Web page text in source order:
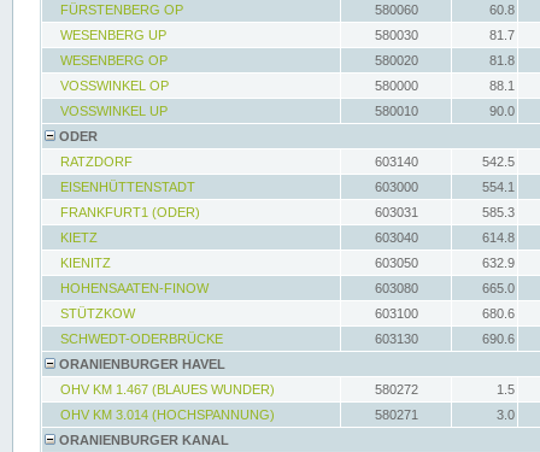
FÜRSTENBERG OP
580060
60.8
WESENBERG UP
580030
81.7
WESENBERG OP
580020
81.8
VOSSWINKEL OP
580000
88.1
VOSSWINKEL UP
580010
90.0
ODER
RATZDORF
603140
542.5
EISENHÜTTENSTADT
603000
554.1
FRANKFURT1 (ODER)
603031
585.3
KIETZ
603040
614.8
KIENITZ
603050
632.9
HOHENSAATEN-FINOW
603080
665.0
STÜTZKOW
603100
680.6
SCHWEDT-ODERBRÜCKE
603130
690.6
ORANIENBURGER HAVEL
OHV KM 1.467 (BLAUES WUNDER)
580272
1.5
OHV KM 3.014 (HOCHSPANNUNG)
580271
3.0
ORANIENBURGER KANAL